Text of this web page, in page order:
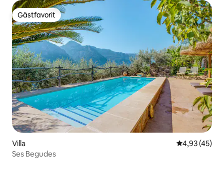
Gästfavorit
Gästfavorit
Villa 4,93 av 5 i
4,93 (45)
Ses Begudes